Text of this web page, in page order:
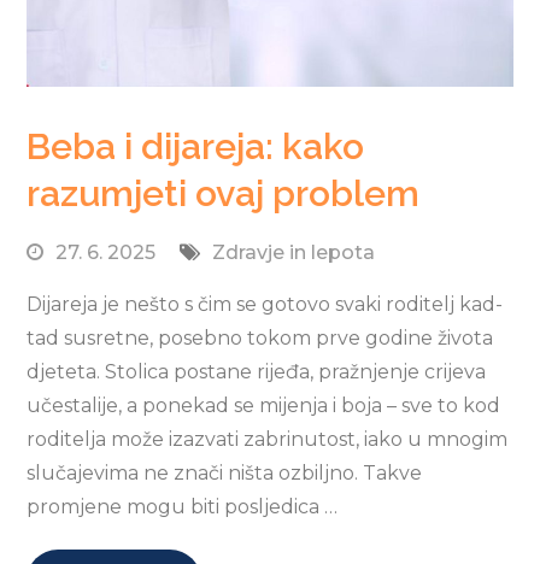
Beba i dijareja: kako
razumjeti ovaj problem
27. 6. 2025 Zdravje in lepota
Dijareja je nešto s čim se gotovo svaki roditelj kad-
tad susretne, posebno tokom prve godine života
djeteta. Stolica postane rijeđa, pražnjenje crijeva
učestalije, a ponekad se mijenja i boja – sve to kod
roditelja može izazvati zabrinutost, iako u mnogim
slučajevima ne znači ništa ozbiljno. Takve
promjene mogu biti posljedica …